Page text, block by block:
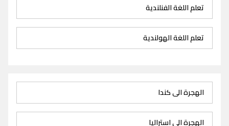
تعلم اللغة الفنلندية
تعلم اللغة الهولندية
الهجرة الى كندا
الهجرة الى استراليا